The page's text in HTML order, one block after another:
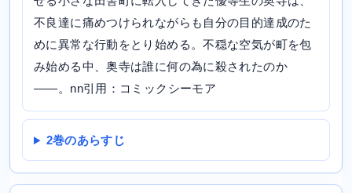
不良達に痛めつけられながらも自分の目的達成のた
めに異常な行動をとり始める。不穏な空気が町を包
み始める中、奥寺は誰に何の為に殺されたのか
――。nn引用：コミックシーモア
2巻のあらすじ